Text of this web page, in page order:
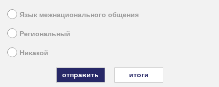
Язык межнационального общения
Региональный
Никакой
итоги